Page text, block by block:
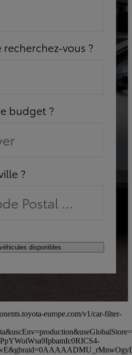
vous ?
budget ?
?
Postal /
disponibles
europe.com/v1/car-filter-